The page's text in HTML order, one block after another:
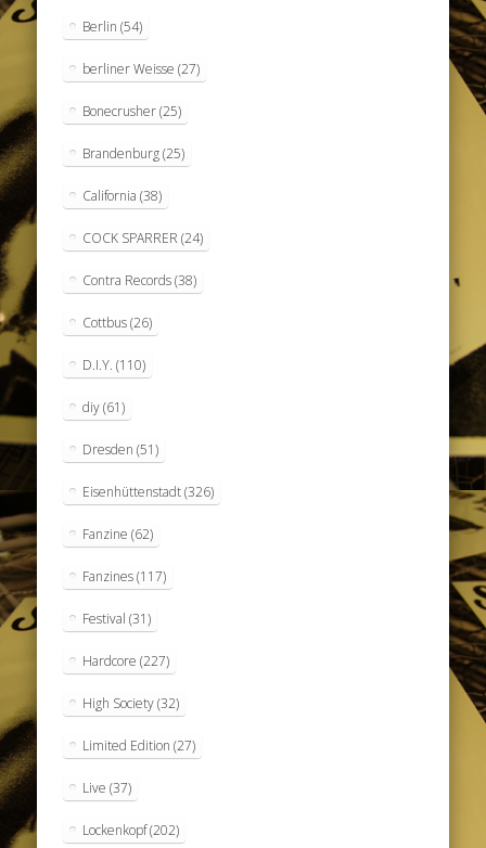
Berlin (54)
berliner Weisse (27)
Bonecrusher(25)
Brandenburg(25)
California (38)
COCK SPARRER (24)
Contra Records(38)
Cottbus(26)
D.I.Y. (110)
diy(61)
Dresden (51)
Eisenhüttenstadt(326)
Fanzine (62)
Fanzines(117)
Festival (31)
Hardcore (227)
High Society(32)
Limited Edition (27)
Live (37)
Lockenkopf(202)